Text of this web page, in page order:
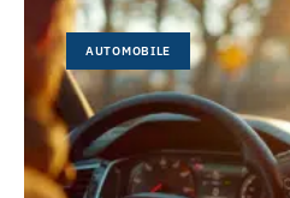
AUTOMOBILE